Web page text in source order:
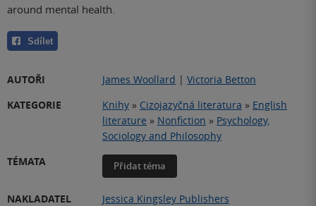
around mental health.
Sdílet
AUTOŘI James Woollard | Victoria Betton
KATEGORIE
Knihy » Cizojazyčná literatura » English
literature » Nonfiction » Psychology,
Sociology and Philosophy
TÉMATA
Přidat téma
NAKLADATEL
Jessica Kingsley Publishers